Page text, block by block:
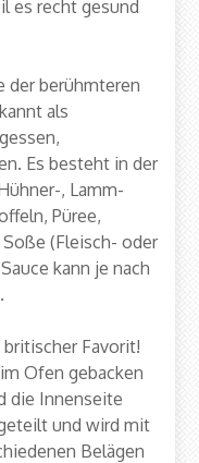
es recht gesund
der berühmteren
als
Es besteht in der
, Lamm-
Püree,
Soße (Fleisch- oder
kann je nach
britischer Favorit!
Ofen gebacken
die Innenseite
und wird mit
Belägen